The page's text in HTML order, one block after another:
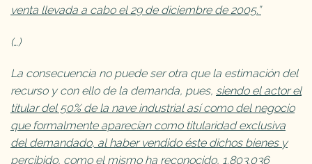
venta llevada a cabo el 29 de diciembre de 2005.”
(…)
La consecuencia no puede ser otra que la estimación del
recurso y con ello de la demanda, pues, siendo el actor el
titular del 50% de la nave industrial así como del negocio
que formalmente aparecían como titularidad exclusiva
del demandado, al haber vendido éste dichos bienes y
percibido, como el mismo ha reconocido, 1.803.036